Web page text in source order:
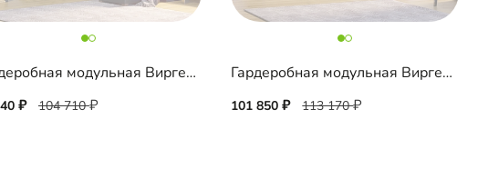
Гардеробная модульная Виргес-3 Блэк
104 710
Гардеробная модульная Виргес-6 Блэк
101 850 113 170